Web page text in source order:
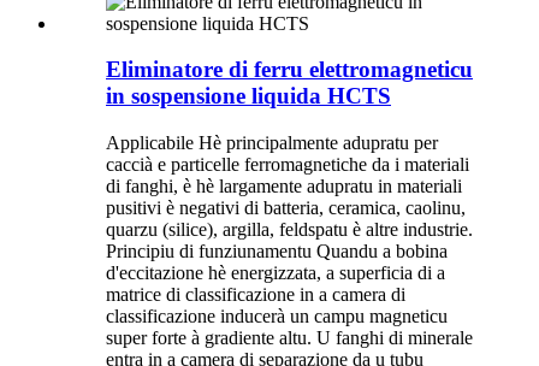
Eliminatore di ferru elettromagneticu
in sospensione liquida HCTS
Applicabile Hè principalmente adupratu per
caccià e particelle ferromagnetiche da i materiali
di fanghi, è hè largamente adupratu in materiali
pusitivi è negativi di batteria, ceramica, caolinu,
quarzu (silice), argilla, feldspatu è altre industrie.
Principiu di funziunamentu Quandu a bobina
d'eccitazione hè energizzata, a superficia di a
matrice di classificazione in a camera di
classificazione inducerà un campu magneticu
super forte à gradiente altu. U fanghi di minerale
entra in a camera di separazione da u tubu